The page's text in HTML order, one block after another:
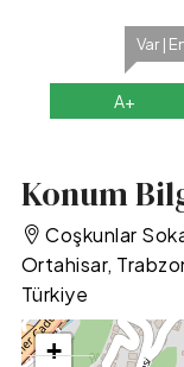
Var |
A+
Konum
Coşkunlar
Ortahisar,
Türkiye
+